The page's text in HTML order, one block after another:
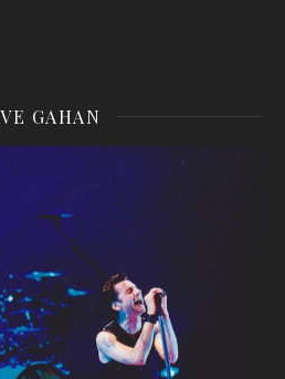
GAHAN